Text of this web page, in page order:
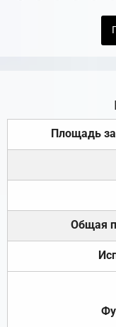
Площадь
Общая